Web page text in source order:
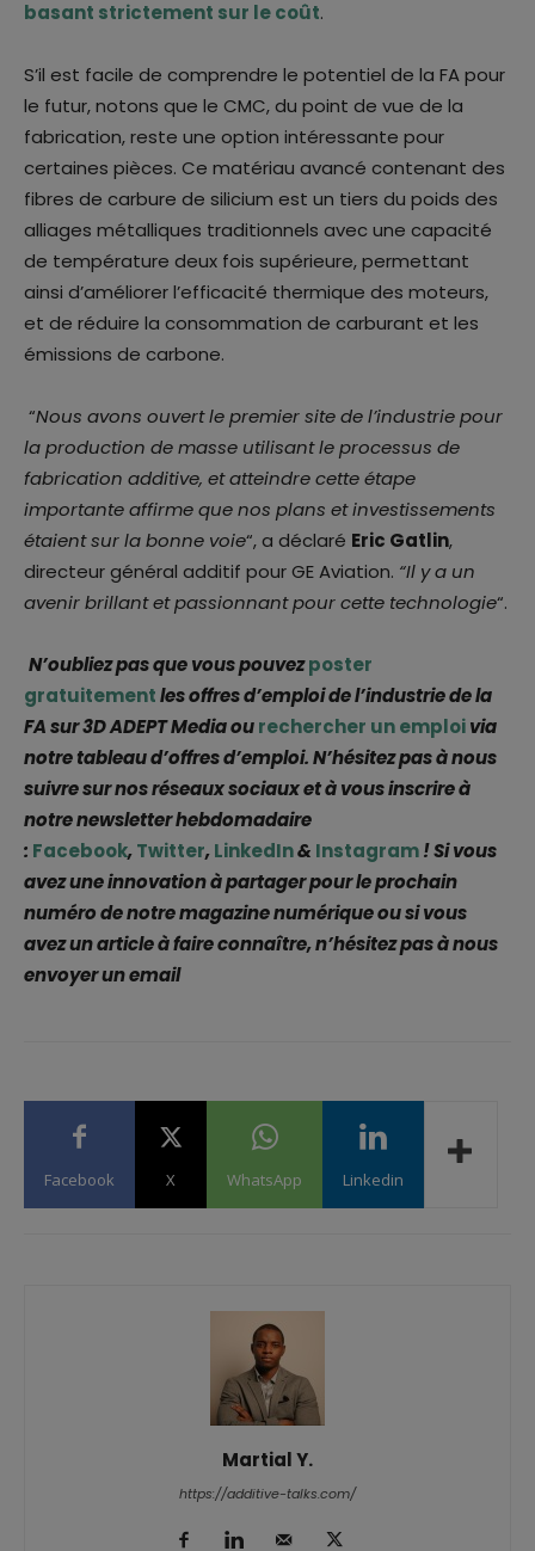
basant strictement sur le coût.
S’il est facile de comprendre le potentiel de la FA pour
le futur, notons que le CMC, du point de vue de la
fabrication, reste une option intéressante pour
certaines pièces. Ce matériau avancé contenant des
fibres de carbure de silicium est un tiers du poids des
alliages métalliques traditionnels avec une capacité
de température deux fois supérieure, permettant
ainsi d’améliorer l’efficacité thermique des moteurs,
et de réduire la consommation de carburant et les
émissions de carbone.
“Nous avons ouvert le premier site de l’industrie pour
la production de masse utilisant le processus de
fabrication additive, et atteindre cette étape
importante affirme que nos plans et investissements
étaient sur la bonne voie“, a déclaré Eric Gatlin,
directeur général additif pour GE Aviation. “Il y a un
avenir brillant et passionnant pour cette technologie“.
N’oubliez pas que vous pouvezposter
gratuitementles offres d’emploi de l’industrie de la
FA sur 3D ADEPT Media ourechercher un emploivia
notre tableau d’offres d’emploi. N’hésitez pas à nous
suivre sur nos réseaux sociaux et à vous inscrire à
notre newsletter hebdomadaire
: Facebook,Twitter,LinkedIn& Instagram! Si vous
avez une innovation à partager pour le prochain
numéro de notre magazine numérique ou si vous
avez un article à faire connaître, n’hésitez pas à nous
envoyer un email
Facebook X WhatsApp Linkedin
Martial Y.
https://additive-talks.com/